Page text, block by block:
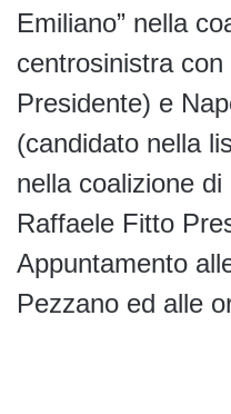
Emiliano” nella
centrosinistra
Presidente) e
(candidato nella
nella coalizione
Raffaele Fitto
Appuntamento
Pezzano ed alle